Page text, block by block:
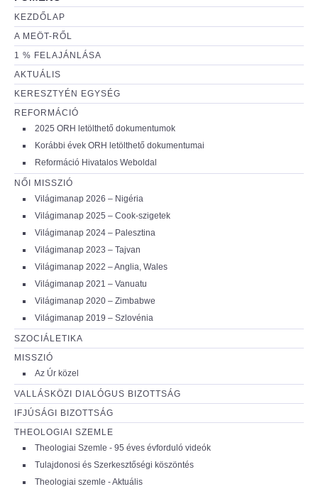
KEZDŐLAP
A MEÖT-RŐL
1 % FELAJÁNLÁSA
AKTUÁLIS
KERESZTYÉN EGYSÉG
REFORMÁCIÓ
2025 ORH letölthető dokumentumok
Korábbi évek ORH letölthető dokumentumai
Reformáció Hivatalos Weboldal
NŐI MISSZIÓ
Világimanap 2026 – Nigéria
Világimanap 2025 – Cook-szigetek
Világimanap 2024 – Palesztina
Világimanap 2023 – Tajvan
Világimanap 2022 – Anglia, Wales
Világimanap 2021 – Vanuatu
Világimanap 2020 – Zimbabwe
Világimanap 2019 – Szlovénia
SZOCIÁLETIKA
MISSZIÓ
Az Úr közel
VALLÁSKÖZI DIALÓGUS BIZOTTSÁG
IFJÚSÁGI BIZOTTSÁG
THEOLOGIAI SZEMLE
Theologiai Szemle - 95 éves évforduló videók
Tulajdonosi és Szerkesztőségi köszöntés
Theologiai szemle - Aktuális